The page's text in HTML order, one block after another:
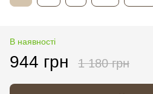
В наявності
944 грн 1 180 грн